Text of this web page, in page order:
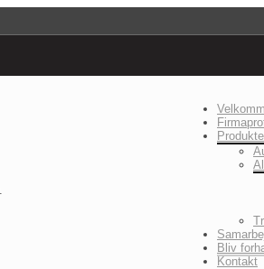
Bliv
Kontakt